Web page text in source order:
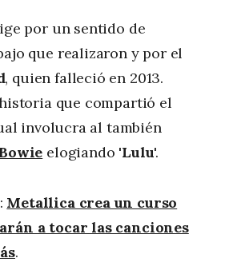
por un sentido de
que realizaron y por el
, quien falleció en 2013.
que compartió el
involucra al también
elogiando 'Lulu'.
Metallica crea un curso
a tocar las canciones
.